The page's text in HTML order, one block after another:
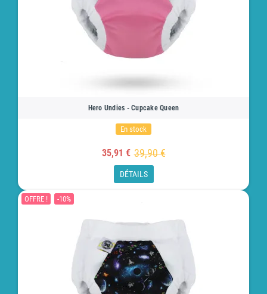
Hero Undies - Cupcake Queen
En stock
35,91 € 39,90 €
DÉTAILS
OFFRE ! -10%